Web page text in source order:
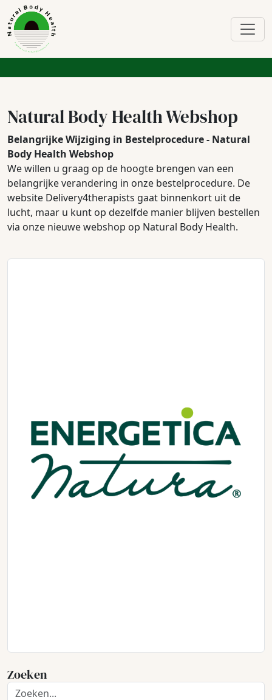
Natural Body Health Webshop
Belangrijke Wijziging in Bestelprocedure - Natural
Body Health Webshop
We willen u graag op de hoogte brengen van een
belangrijke verandering in onze bestelprocedure. De
website Delivery4therapists gaat binnenkort uit de
lucht, maar u kunt op dezelfde manier blijven bestellen
via onze nieuwe webshop op Natural Body Health.
Zoeken